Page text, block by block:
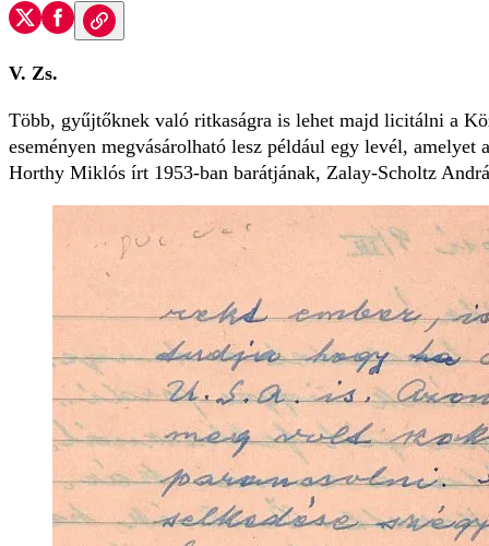
V. Zs.
Több, gyűjtőknek való ritkaságra is lehet majd licitálni a
eseményen megvásárolható lesz például egy levél,
Horthy Miklós írt 1953-ban barátjának, Zalay-Scholtz